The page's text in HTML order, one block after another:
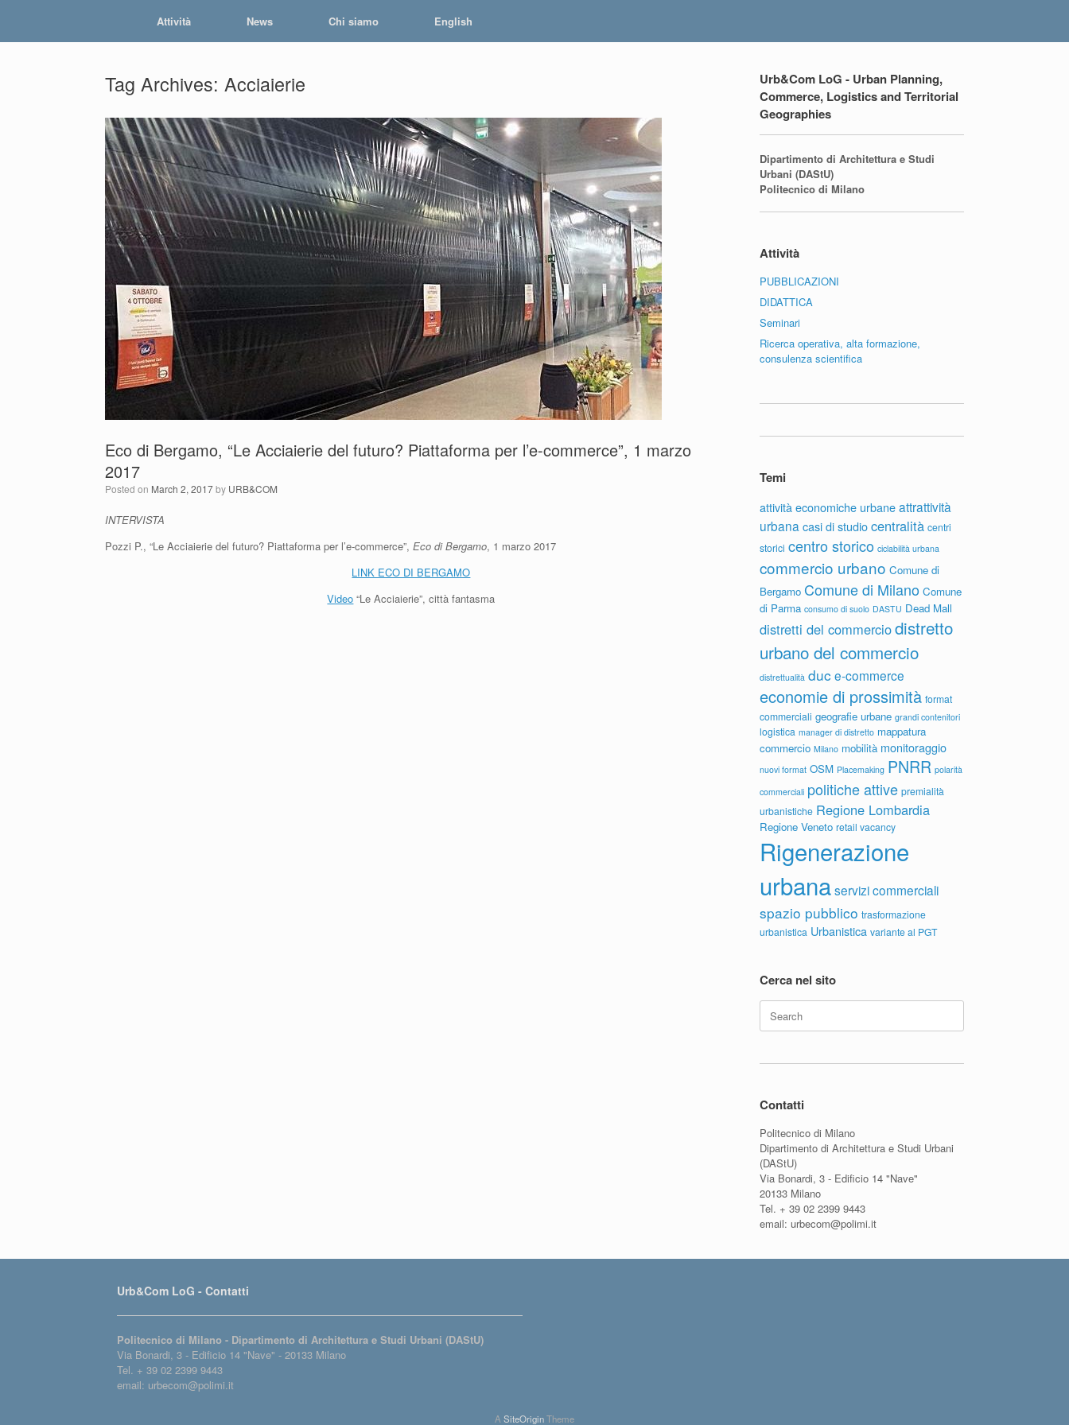
Attività News Chi siamo English
Tag Archives: Acciaierie
Eco di Bergamo, “Le Acciaierie del futuro? Piattaforma per l’e-commerce”, 1 marzo
2017
Posted on March 2, 2017by URB&COM
INTERVISTA
Pozzi P., “Le Acciaierie del futuro? Piattaforma per l’e-commerce”, Eco di Bergamo, 1 marzo 2017
LINK ECO DI BERGAMO
Video “Le Acciaierie”, città fantasma
Urb&Com LoG - Urban Planning,
Commerce, Logistics and Territorial
Geographies
Dipartimento di Architettura e Studi
Urbani (DAStU)
Politecnico di Milano
Attività
PUBBLICAZIONI
DIDATTICA
Seminari
Ricerca operativa, alta formazione,
consulenza scientifica
Temi
attività economiche urbane attrattività
urbana casi di studio centralità centri
storici centro storico ciclabilità urbana
commercio urbano Comune di
Bergamo Comune di Milano Comune
di Parma consumo di suolo DASTU Dead Mall
distretti del commerciodistretto
urbano del commercio
distrettualità duc e-commerce
economie di prossimità format
commerciali geografie urbane grandi contenitori
logistica manager di distretto mappatura
commercio Milano mobilità monitoraggio
nuovi format OSM Placemaking PNRR polarità
commerciali politiche attive premialità
urbanistiche Regione Lombardia
Regione Veneto retail vacancy
Rigenerazione
urbanaservizi commerciali
spazio pubblico trasformazione
urbanistica Urbanistica variante al PGT
Cerca nel sito
Search
for:
Contatti
Politecnico di Milano
Dipartimento di Architettura e Studi Urbani
(DAStU)
Via Bonardi, 3 - Edificio 14 "Nave"
20133 Milano
Tel. + 39 02 2399 9443
email: urbecom@polimi.it
Urb&Com LoG - Contatti
Politecnico di Milano - Dipartimento di Architettura e Studi Urbani (DAStU)
Via Bonardi, 3 - Edificio 14 "Nave" - 20133 Milano
Tel. + 39 02 2399 9443
email: urbecom@polimi.it
A SiteOriginTheme